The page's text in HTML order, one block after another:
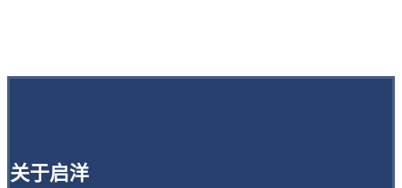
关于启洋